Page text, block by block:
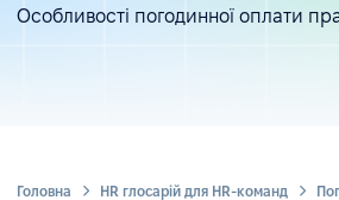
Особливості погодинної оплати
Головна HR глосарій для HR-команд